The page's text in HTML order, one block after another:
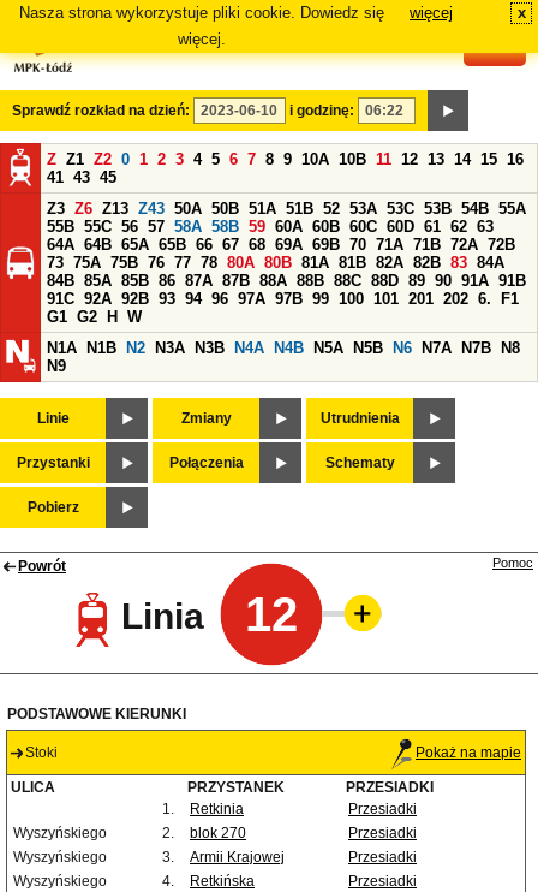
Nasza strona wykorzystuje pliki cookie. Dowiedz się
więcej.
więcej x
Sprawdź rozkład na dzień: i godzinę:
Z Z1 Z2 0 1 2 3 4 5 6 7 8 9 10A 10B 11 12 13 14 15 16
41 43 45
Z3 Z6 Z13 Z43 50A 50B 51A 51B 52 53A 53C 53B 54B 55A
55B 55C 56 57 58A 58B 59 60A 60B 60C 60D 61 62 63
64A 64B 65A 65B 66 67 68 69A 69B 70 71A 71B 72A 72B
73 75A 75B 76 77 78 80A 80B 81A 81B 82A 82B 83 84A
84B 85A 85B 86 87A 87B 88A 88B 88C 88D 89 90 91A 91B
91C 92A 92B 93 94 96 97A 97B 99 100 101 201 202 6.
F1
G1 G2 H
W
N1A
N1B N2 N3A N3B N4A N4B N5A N5B N6 N7A N7B
N8
N9
Linie Zmiany Utrudnienia
Przystanki Połączenia Schematy
Pobierz
Powrót
Linia 12
Pomoc
PODSTAWOWE KIERUNKI
Stoki Pokaż na mapie
ULICA PRZYSTANEK
PRZESIADKI
1.
Retkinia
Przesiadki
Wyszyńskiego
2. blok 270
Przesiadki
Wyszyńskiego
3. Armii Krajowej
Przesiadki
Wyszyńskiego
4. Retkińska
Przesiadki